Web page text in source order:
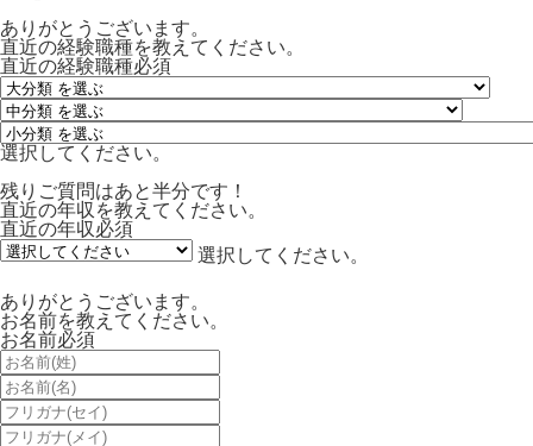
ありがとうございます。
直近の経験職種を教えてください。
直近の経験職種必須
選択してください。
残りご質問はあと半分です！
直近の年収を教えてください。
直近の年収必須
選択してください。
ありがとうございます。
お名前を教えてください。
お名前必須